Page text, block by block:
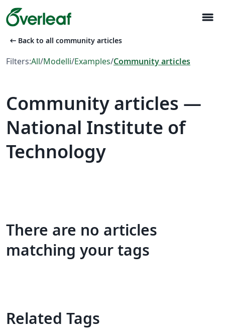
menu
arrow_left_alt Back to all community articles
Filters:All/Modelli/Examples/Community articles
Community articles —
National Institute of
Technology
There are no articles
matching your tags
Related Tags